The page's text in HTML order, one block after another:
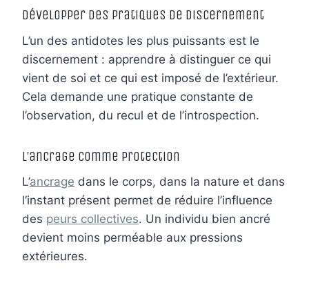
Développer des pratiques de discernement
L’un des antidotes les plus puissants est le
discernement : apprendre à distinguer ce qui
vient de soi et ce qui est imposé de l’extérieur.
Cela demande une pratique constante de
l’observation, du recul et de l’introspection.
L’ancrage comme protection
L’ancrage dans le corps, dans la nature et dans
l’instant présent permet de réduire l’influence
des peurs collectives. Un individu bien ancré
devient moins perméable aux pressions
extérieures.